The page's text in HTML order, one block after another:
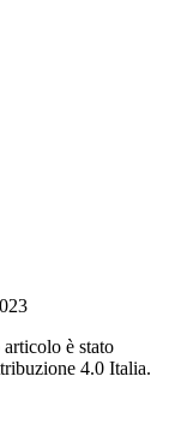
è stato
4.0 Italia.